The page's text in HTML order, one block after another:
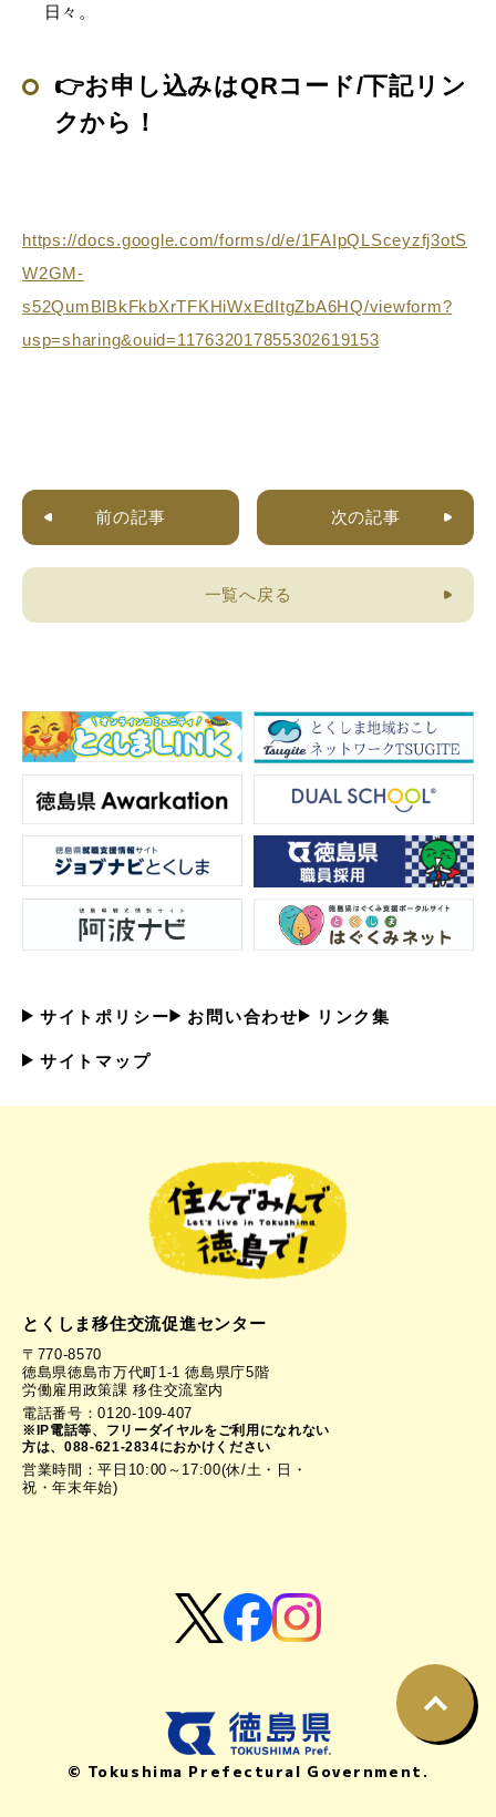
日々。
👉お申し込みはQRコード/下記リン
クから！
https://docs.google.com/forms/d/e/1FAIpQLSceyzfj3otS
W2GM-
s52QumBlBkFkbXrTFKHiWxEdItgZbA6HQ/viewform?
usp=sharing&ouid=117632017855302619153
前の記事 次の記事
一覧へ戻る
サイトポリシー お問い合わせ リンク集
サイトマップ
とくしま移住交流促進センター
〒770-8570
徳島県徳島市万代町1-1 徳島県庁5階
労働雇用政策課 移住交流室内
電話番号：0120-109-407
※IP電話等、フリーダイヤルをご利用になれない
方は、088-621-2834におかけください
営業時間：平日10:00～17:00(休/土・日・
祝・年末年始)
© Tokushima Prefectural Government.